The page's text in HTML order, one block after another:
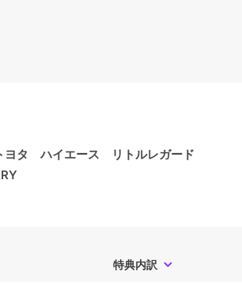
タ ハイエース リトルレガード
特典内訳